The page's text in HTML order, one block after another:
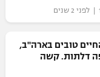
טובים בארה"ב,
דלתות. קשה